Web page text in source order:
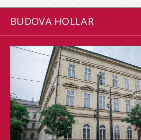
BUDOVA HOLLAR